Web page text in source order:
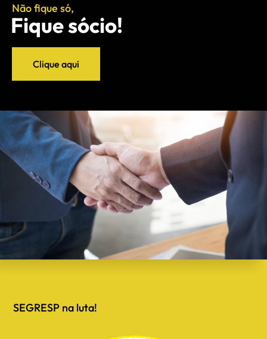
Não fique só,
Fique sócio!
Clique aqui
SEGRESP na luta!